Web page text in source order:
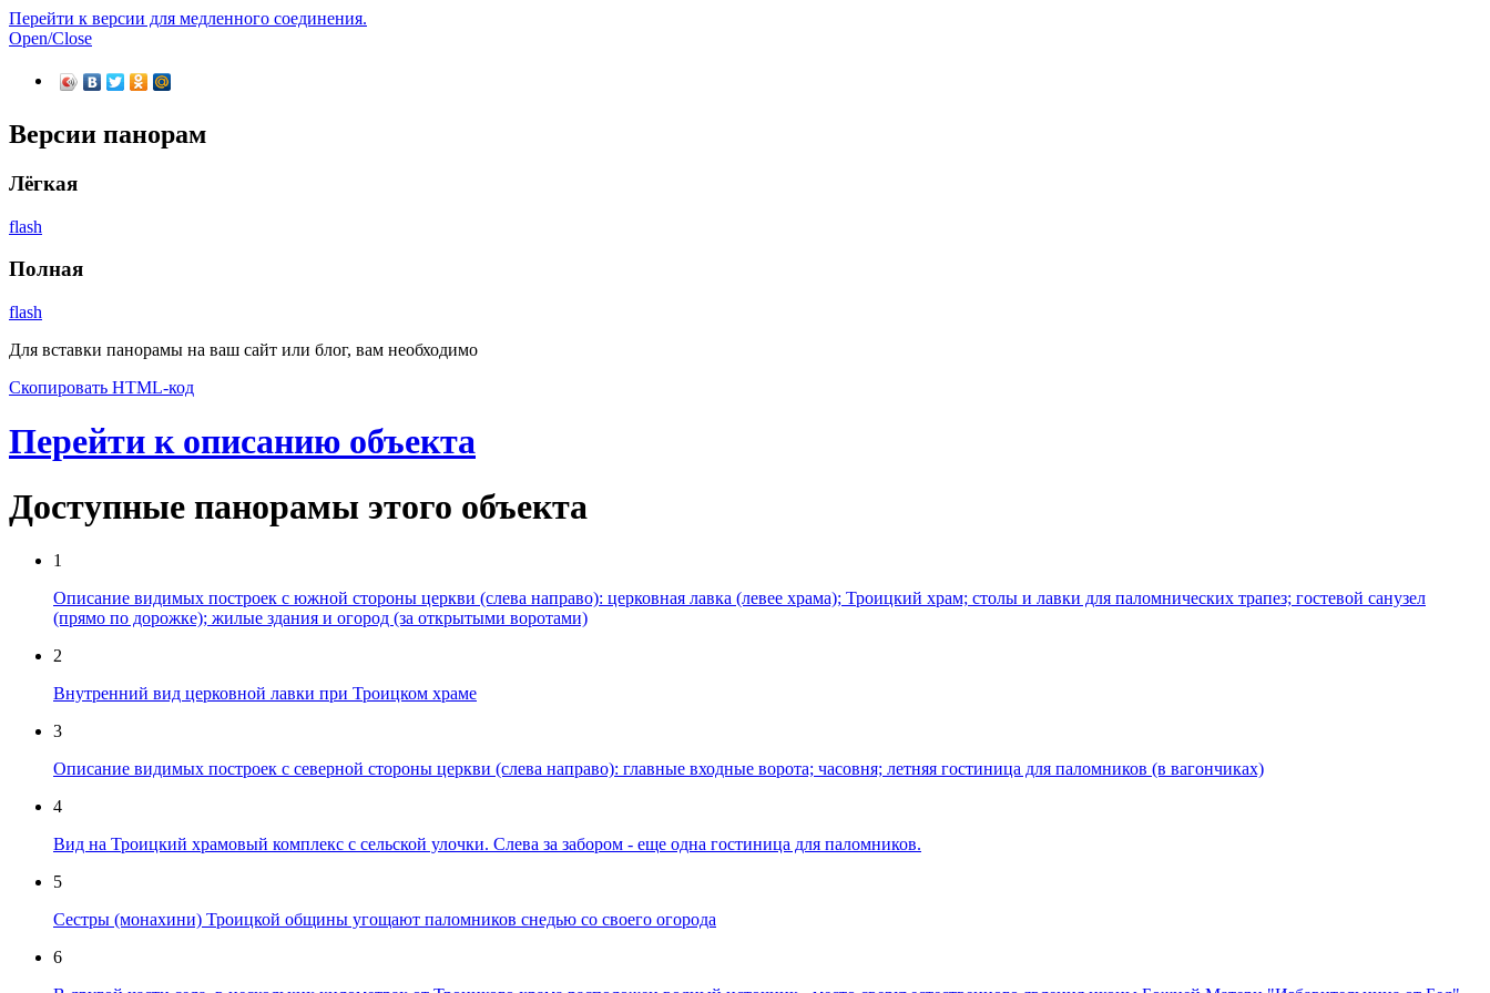
Перейти к версии для медленного соединения.
Open/Close
Версии панорам
Лёгкая
flash
Полная
flash
Для вставки панорамы на ваш сайт или блог, вам необходимо
Скопировать HTML-код
Перейти к описанию объекта
Доступные панорамы этого объекта
1
Описание видимых построек с южной стороны церкви (слева направо): церковная лавка (левее храма); Троицкий храм; столы и лавки для паломнических трапез; гостевой санузел
(прямо по дорожке); жилые здания и огород (за открытыми воротами)
2
Внутренний вид церковной лавки при Троицком храме
3
Описание видимых построек с северной стороны церкви (слева направо): главные входные ворота; часовня; летняя гостиница для паломников (в вагончиках)
4
Вид на Троицкий храмовый комплекс с сельской улочки. Слева за забором - еще одна гостиница для паломников.
5
Сестры (монахини) Троицкой общины угощают паломников снедью со своего огорода
6